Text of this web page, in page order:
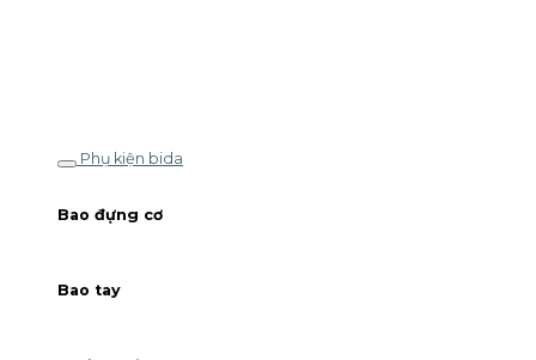
Phụ kiện bida
Bao đựng cơ
Bao tay